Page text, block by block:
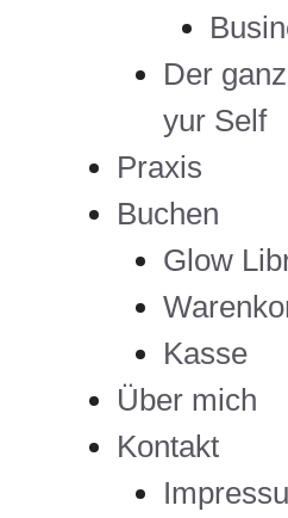
Der
yur Self
Praxis
Buchen
Glow
Kasse
Über mich
Kontakt